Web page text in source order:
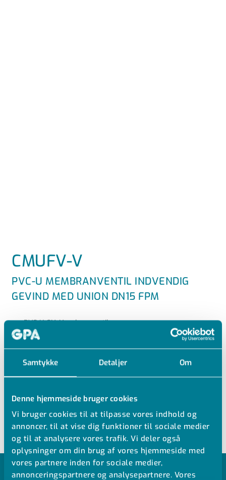
Samtykke Detaljer Om
Denne hjemmeside bruger cookies
Vi bruger cookies til at tilpasse vores indhold og
annoncer, til at vise dig funktioner til sociale medier
og til at analysere vores trafik. Vi deler også
oplysninger om din brug af vores hjemmeside med
vores partnere inden for sociale medier,
annonceringspartnere og analysepartnere. Vores
CMUFV-V
PVC-U MEMBRANVENTIL INDVENDIG
GEVIND MED UNION DN15 FPM
PVC-U CM Membranventil
Med union med indv. gevindmuffer
Nyt design med højere Kv-værdi
Udskiftelige indlægsdele til andre materialer
PN6
FPM
MODELLER